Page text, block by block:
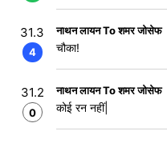
31.3
4
नाथन लायन To शमर जोसेफ
चौका!
31.2
0
नाथन लायन To शमर जोसेफ
कोई रन नहीं|